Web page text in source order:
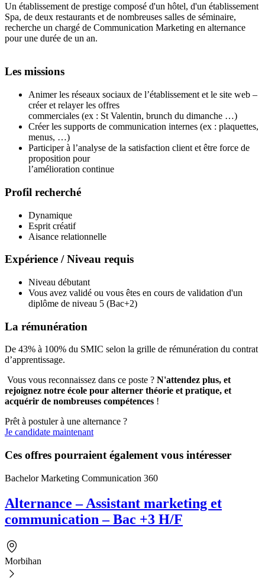
Un établissement de prestige composé d'un hôtel, d'un établissement
Spa, de deux restaurants et de nombreuses salles de séminaire,
recherche un chargé de Communication Marketing en alternance
pour une durée de un an.
Les missions
Animer les réseaux sociaux de l’établissement et le site web –
créer et relayer les offres
commerciales (ex : St Valentin, brunch du dimanche …)
Créer les supports de communication internes (ex : plaquettes,
menus, …)
Participer à l’analyse de la satisfaction client et être force de
proposition pour
l’amélioration continue
Profil recherché
Dynamique
Esprit créatif
Aisance relationnelle
Expérience / Niveau requis
Niveau débutant
Vous avez validé ou vous êtes en cours de validation d'un
diplôme de niveau 5 (Bac+2)
La rémunération
De 43% à 100% du SMIC selon la grille de rémunération du contrat
d’apprentissage.
Vous vous reconnaissez dans ce poste ? N'attendez plus, et
rejoignez notre école pour alterner théorie et pratique, et
acquérir de nombreuses compétences !
Prêt à postuler à une alternance ?
Je candidate maintenant
Ces offres pourraient également vous intéresser
Bachelor Marketing Communication 360
Alternance – Assistant marketing et
communication – Bac +3 H/F
Morbihan